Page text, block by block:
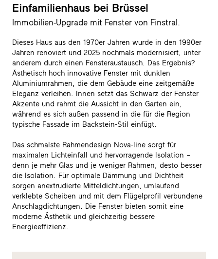
Einfamilienhaus bei Brüssel
Immobilien-Upgrade mit Fenster von Finstral.
Dieses Haus aus den 1970er Jahren wurde in den 1990er
Jahren renoviert und 2025 nochmals modernisiert, unter
anderem durch einen Fensteraustausch. Das Ergebnis?
Ästhetisch hoch innovative Fenster mit dunklen
Aluminiumrahmen, die dem Gebäude eine zeitgemäße
Eleganz verleihen. Innen setzt das Schwarz der Fenster
Akzente und rahmt die Aussicht in den Garten ein,
während es sich außen passend in die für die Region
typische Fassade im Backstein-Stil einfügt.
Das schmalste Rahmendesign Nova-line sorgt für
maximalen Lichteinfall und hervorragende Isolation –
denn je mehr Glas und je weniger Rahmen, desto besser
die Isolation. Für optimale Dämmung und Dichtheit
sorgen anextrudierte Mitteldichtungen, umlaufend
verklebte Scheiben und mit dem Flügelprofil verbundene
Anschlagdichtungen. Die Fenster bieten somit eine
moderne Ästhetik und gleichzeitig bessere
Energieeffizienz.